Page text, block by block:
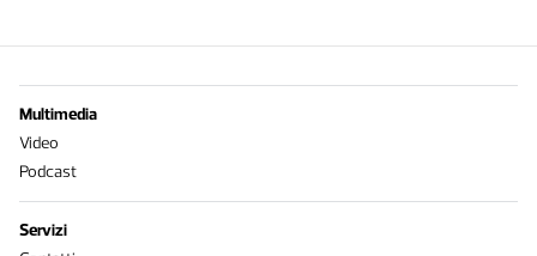
Multimedia
Video
Podcast
Servizi